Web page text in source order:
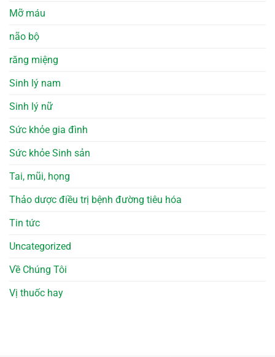
Mỡ máu
não bộ
răng miệng
Sinh lý nam
Sinh lý nữ
Sức khỏe gia đình
Sức khỏe Sinh sản
Tai, mũi, họng
Thảo dược điều trị bệnh đường tiêu hóa
Tin tức
Uncategorized
Về Chúng Tôi
Vị thuốc hay